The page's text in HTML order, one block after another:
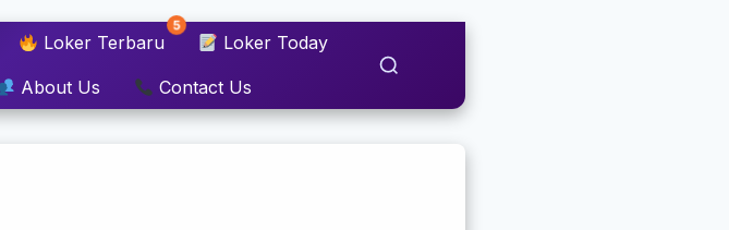
Loker Terbaru
5
Loker Today
About Us Contact Us